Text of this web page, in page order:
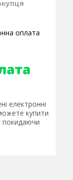
електронні
купити
покидаючи